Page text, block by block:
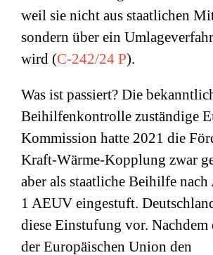
weil sie nicht aus staatlichen
sondern über ein
wird (C-242/24 P).
Was ist passiert? Die
Beihilfenkontrolle zuständige
Kommission hatte 2021 die
Kraft-Wärme-Kopplung zwar
aber als staatliche Beihilfe
1 AEUV eingestuft.
diese Einstufung vor. Nachdem
der Europäischen Union den